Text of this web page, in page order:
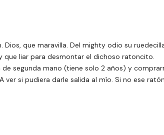
que maravilla. Del mighty odio su
que liar para desmontar el dichoso ratoncito.
segunda mano (tiene solo 2 años) y
si pudiera darle salida al mío. Si no ese